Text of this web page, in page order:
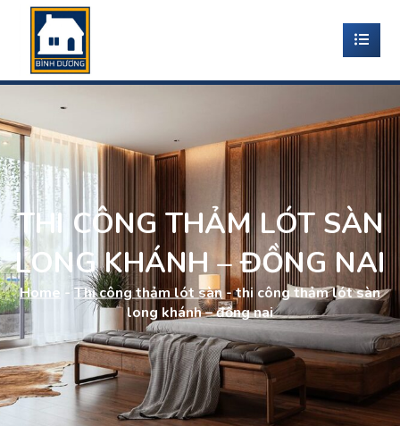
THI CÔNG THẢM LÓT SÀN
LONG KHÁNH – ĐỒNG NAI
Home - Thi công thảm lót sàn-thi công thảm lót sàn
long khánh – đồng nai